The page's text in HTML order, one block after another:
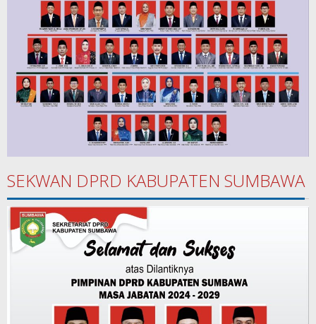
SEKWAN DPRD KABUPATEN SUMBAWA